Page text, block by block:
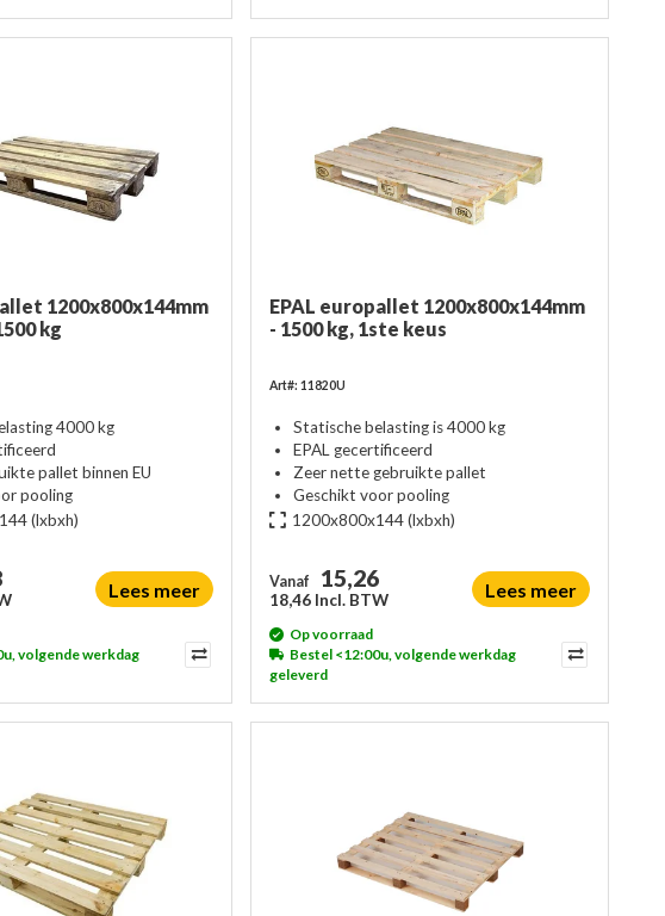
1200x800x144mm
kg
4000 kg
pallet binnen EU
pooling
(lxbxh)
Lees meer
volgende werkdag
EPAL europallet 1200x800x144mm
- 1500 kg, 1ste keus
Art#: 11820U
Statische belasting is 4000 kg
EPAL gecertificeerd
Zeer nette gebruikte pallet
Geschikt voor pooling
1200x800x144(lxbxh)
Vanaf 15,26
18,46 Incl. BTW Lees meer
Op voorraad
Bestel <12:00u, volgende werkdag
geleverd